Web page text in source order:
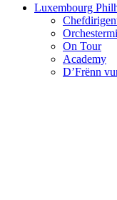
Luxembourg
On Tour
Academy
D’Frënn